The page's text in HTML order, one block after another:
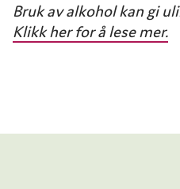
Bruk av alkohol kan gi
Klikk her for å lese mer.